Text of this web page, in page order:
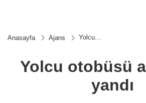
Anasayfa Ajans
Yolcu
alev
yandı
Yolcu otobüsü
yandı